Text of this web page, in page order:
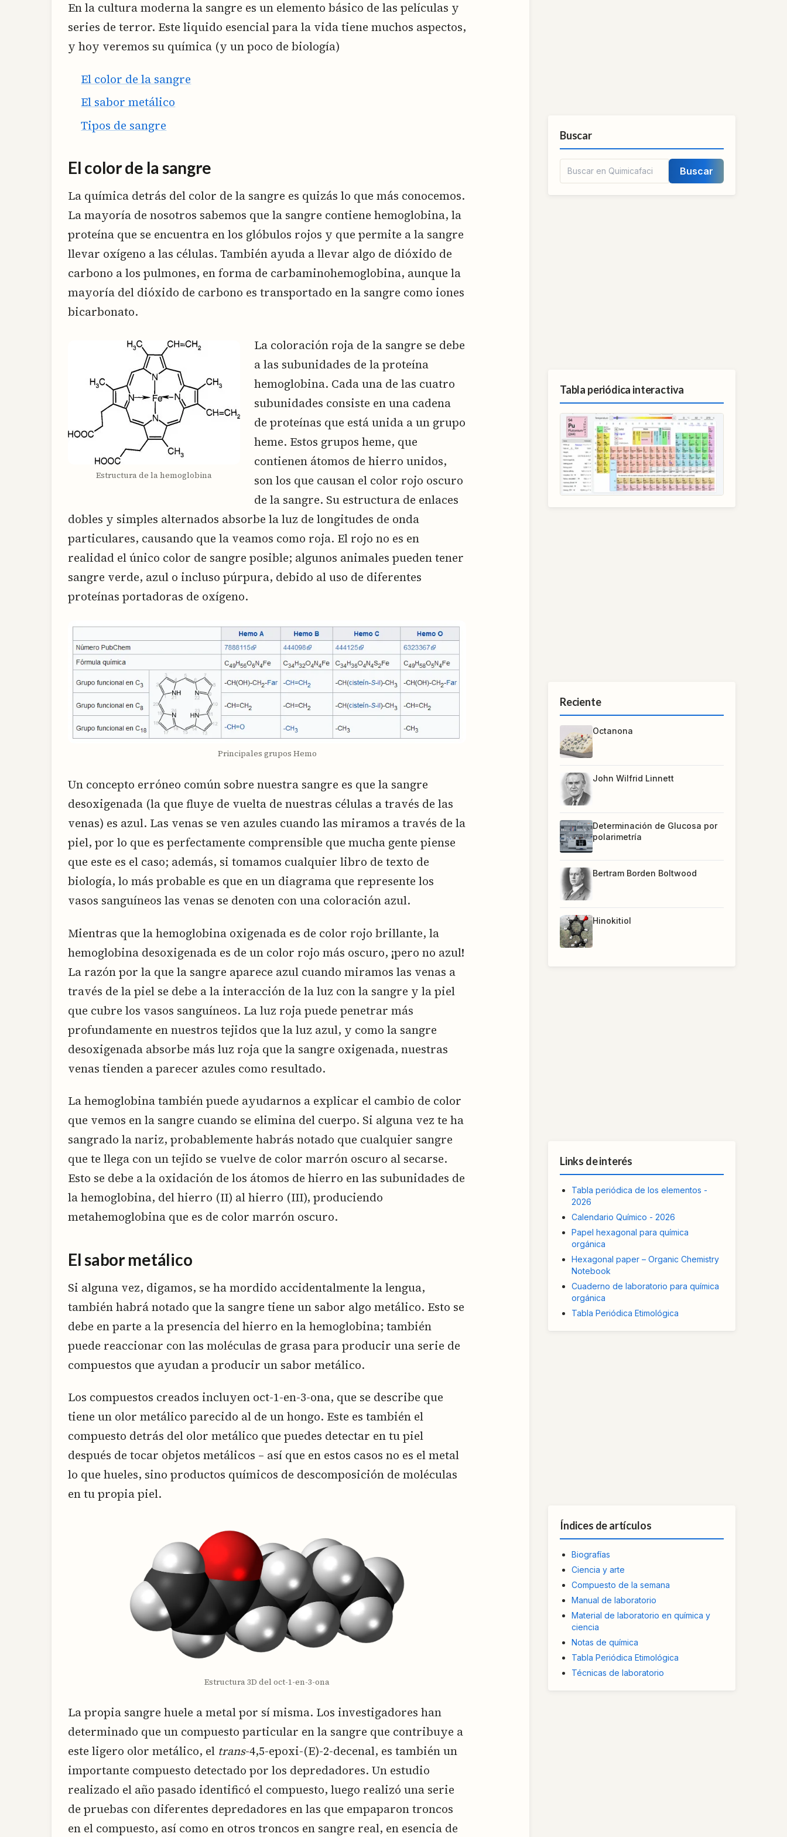
En la cultura moderna la sangre es un elemento básico de las películas y
series de terror. Este liquido esencial para la vida tiene muchos aspectos,
y hoy veremos su química (y un poco de biología)
El color de la sangre
El sabor metálico
Tipos de sangre
El color de la sangre
La química detrás del color de la sangre es quizás lo que más conocemos.
La mayoría de nosotros sabemos que la sangre contiene hemoglobina, la
proteína que se encuentra en los glóbulos rojos y que permite a la sangre
llevar oxígeno a las células. También ayuda a llevar algo de dióxido de
carbono a los pulmones, en forma de carbaminohemoglobina, aunque la
mayoría del dióxido de carbono es transportado en la sangre como iones
bicarbonato.
Estructura de la hemoglobina
La coloración roja de la sangre se debe
a las subunidades de la proteína
hemoglobina. Cada una de las cuatro
subunidades consiste en una cadena
de proteínas que está unida a un grupo
heme. Estos grupos heme, que
contienen átomos de hierro unidos,
son los que causan el color rojo oscuro
de la sangre. Su estructura de enlaces
dobles y simples alternados absorbe la luz de longitudes de onda
particulares, causando que la veamos como roja. El rojo no es en
realidad el único color de sangre posible; algunos animales pueden tener
sangre verde, azul o incluso púrpura, debido al uso de diferentes
proteínas portadoras de oxígeno.
Principales grupos Hemo
Un concepto erróneo común sobre nuestra sangre es que la sangre
desoxigenada (la que fluye de vuelta de nuestras células a través de las
venas) es azul. Las venas se ven azules cuando las miramos a través de la
piel, por lo que es perfectamente comprensible que mucha gente piense
que este es el caso; además, si tomamos cualquier libro de texto de
biología, lo más probable es que en un diagrama que represente los
vasos sanguíneos las venas se denoten con una coloración azul.
Mientras que la hemoglobina oxigenada es de color rojo brillante, la
hemoglobina desoxigenada es de un color rojo más oscuro, ¡pero no azul!
La razón por la que la sangre aparece azul cuando miramos las venas a
través de la piel se debe a la interacción de la luz con la sangre y la piel
que cubre los vasos sanguíneos. La luz roja puede penetrar más
profundamente en nuestros tejidos que la luz azul, y como la sangre
desoxigenada absorbe más luz roja que la sangre oxigenada, nuestras
venas tienden a parecer azules como resultado.
La hemoglobina también puede ayudarnos a explicar el cambio de color
que vemos en la sangre cuando se elimina del cuerpo. Si alguna vez te ha
sangrado la nariz, probablemente habrás notado que cualquier sangre
que te llega con un tejido se vuelve de color marrón oscuro al secarse.
Esto se debe a la oxidación de los átomos de hierro en las subunidades de
la hemoglobina, del hierro (II) al hierro (III), produciendo
metahemoglobina que es de color marrón oscuro.
El sabor metálico
Si alguna vez, digamos, se ha mordido accidentalmente la lengua,
también habrá notado que la sangre tiene un sabor algo metálico. Esto se
debe en parte a la presencia del hierro en la hemoglobina; también
puede reaccionar con las moléculas de grasa para producir una serie de
compuestos que ayudan a producir un sabor metálico.
Los compuestos creados incluyen oct-1-en-3-ona, que se describe que
tiene un olor metálico parecido al de un hongo. Este es también el
compuesto detrás del olor metálico que puedes detectar en tu piel
después de tocar objetos metálicos – así que en estos casos no es el metal
lo que hueles, sino productos químicos de descomposición de moléculas
en tu propia piel.
Estructura 3D del oct-1-en-3-ona
La propia sangre huele a metal por sí misma. Los investigadores han
determinado que un compuesto particular en la sangre que contribuye a
este ligero olor metálico, el trans-4,5-epoxi-(E)-2-decenal, es también un
importante compuesto detectado por los depredadores. Un estudio
realizado el año pasado identificó el compuesto, luego realizó una serie
de pruebas con diferentes depredadores en las que empaparon troncos
en el compuesto, así como en otros troncos en sangre real, en esencia de
Buscar
Buscar
Tabla periódica interactiva
Reciente
Octanona
John Wilfrid Linnett
Determinación de Glucosa por
polarimetría
Bertram Borden Boltwood
Hinokitiol
Links de interés
Tabla periódica de los elementos -
2026
Calendario Químico - 2026
Papel hexagonal para química
orgánica
Hexagonal paper – Organic Chemistry
Notebook
Cuaderno de laboratorio para química
orgánica
Tabla Periódica Etimológica
Índices de artículos
Biografías
Ciencia y arte
Compuesto de la semana
Manual de laboratorio
Material de laboratorio en química y
ciencia
Notas de química
Tabla Periódica Etimológica
Técnicas de laboratorio